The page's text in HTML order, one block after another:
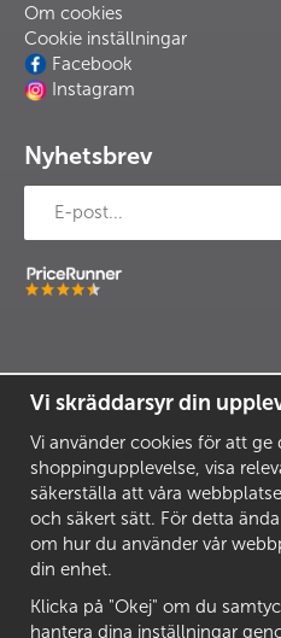
Om cookies
Cookie inställningar
Facebook
Instagram
Nyhetsbrev
Vi skräddarsyr din
Vi använder cookies för att ge
shoppingupplevelse, visa
säkerställa att våra
och säkert sätt. För detta
om hur du använder vår
din enhet.
Klicka på "Okej" om du
hantera dina inställningar